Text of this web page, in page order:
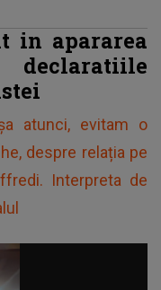
in apararea
atunci, evitam o
despre relația pe
Interpreta de